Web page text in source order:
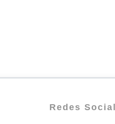
Redes